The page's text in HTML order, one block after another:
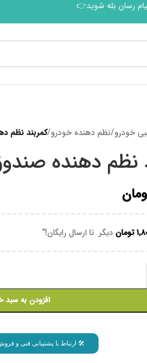
رسان بله شوید👉
خودرو/نظم دهنده خودرو/کمربند نظم
نظم دهنده
توماندیگر تا ارسال رایگان!"
افزودن به سبد
🛠 ارتباط با پشتیبانی فنی و